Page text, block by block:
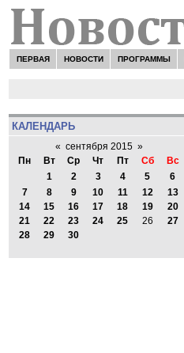
ПЕРВАЯ НОВОСТИ ПРОГРАММЫ
КАЛЕНДАРЬ
« сентября 2015 »
Пн
Вт Ср Чт Пт Сб
Вс
1
2 3 4 5
6
7
8 9 10 11 12
13
14
15 16 17 18 19
20
21
22 23 24 25 26
27
28
29 30